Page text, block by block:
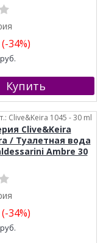
34%)
руб.
Clive&Keira 1045 - 30 ml
Clive&Keira
/ Туалетная вода
Ambre 30
34%)
руб.